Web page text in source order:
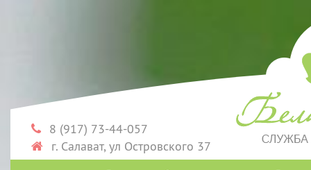
8 (917) 73-44-057
г. Салават, ул Островского 37